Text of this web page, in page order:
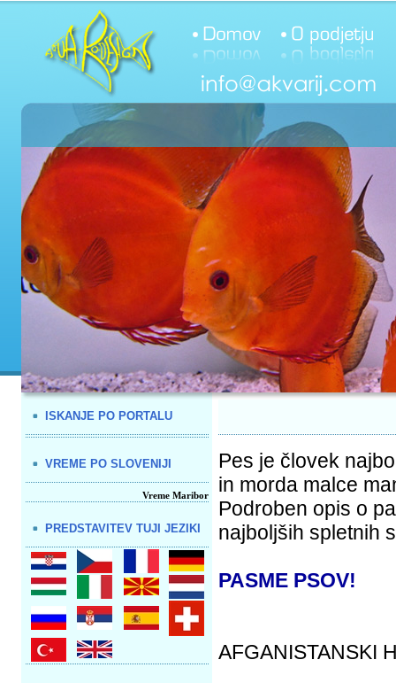
ISKANJE PO PORTALU
VREME PO SLOVENIJI
Vreme Maribor
PREDSTAVITEV TUJI JEZIKI
Pes je človek
in morda malce
Podroben opis o
najboljših spletnih
PASME PSOV!
AFGANISTANSKI